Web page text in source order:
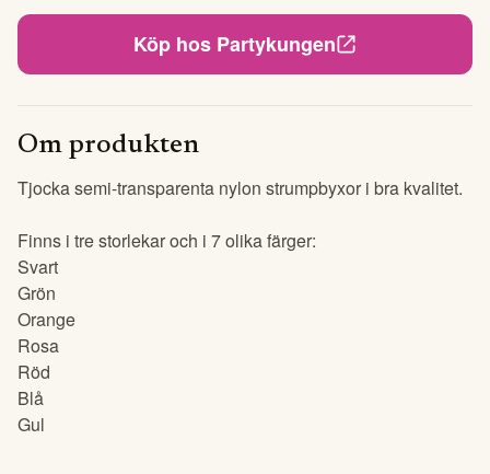
Köp hos Partykungen
Om produkten
Tjocka semi-transparenta nylon strumpbyxor i bra kvalitet.
Finns i tre storlekar och i 7 olika färger:
Svart
Grön
Orange
Rosa
Röd
Blå
Gul